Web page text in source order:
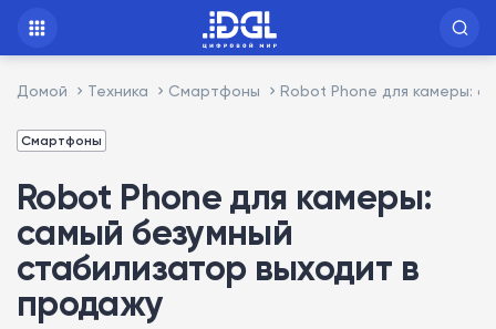
Домой Техника Смартфоны Robot Phone для камеры:
Смартфоны
Robot Phone для камеры:
самый безумный
стабилизатор выходит в
продажу